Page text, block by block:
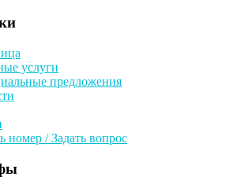
услуги
предложения
номер / Задать вопрос